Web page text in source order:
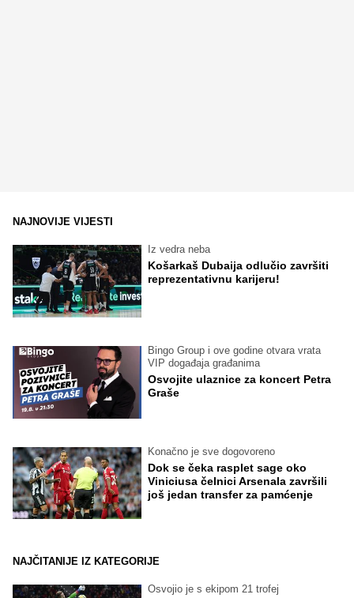
NAJNOVIJE VIJESTI
Iz vedra neba
Košarkaš Dubaija odlučio završiti
reprezentativnu karijeru!
Bingo Group i ove godine otvara vrata
VIP događaja građanima
Osvojite ulaznice za koncert Petra
Graše
Konačno je sve dogovoreno
Dok se čeka rasplet sage oko
Viniciusa čelnici Arsenala završili
još jedan transfer za pamćenje
NAJČITANIJE IZ KATEGORIJE
Osvojio je s ekipom 21 trofej